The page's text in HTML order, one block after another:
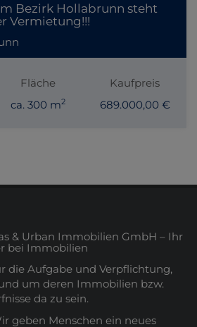
Bezirk Hollabrunn steht
Vermietung!!!
Fläche
ca. 300 m2
Kaufpreis
689.000,00 €
& Urban Immobilien GmbH – Ihr
bei Immobilien
die Aufgabe und Verpflichtung,
um deren Immobilien bzw.
da zu sein.
geben Menschen ein neues